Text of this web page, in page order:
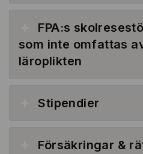
FPA:s
som inte omfattas
läroplikten
Stipendier
Försäkringar &